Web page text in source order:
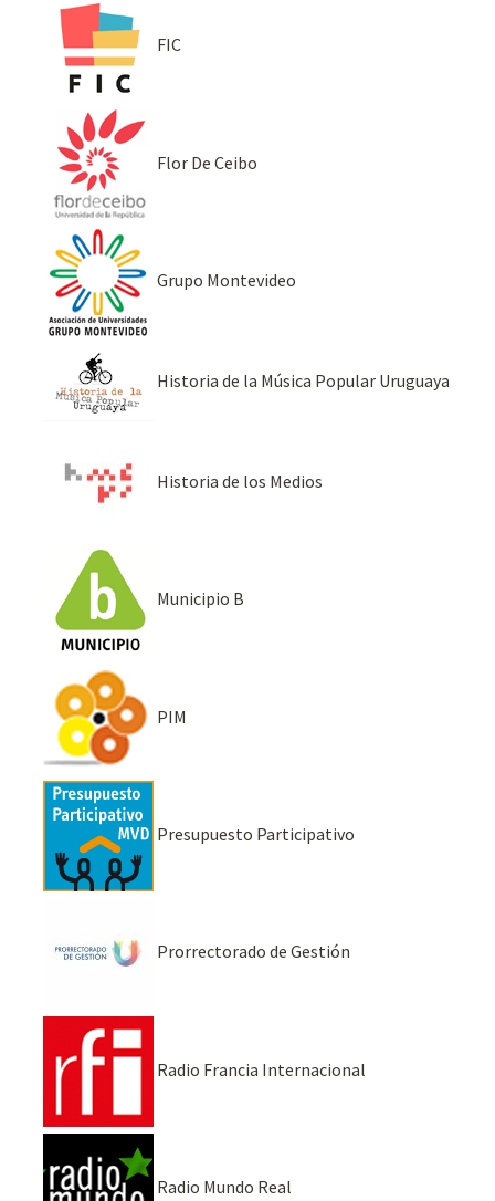
FIC
Flor De Ceibo
Grupo Montevideo
Historia de la Música Popular Uruguaya
Historia de los Medios
Municipio B
PIM
Presupuesto Participativo
Prorrectorado de Gestión
Radio Francia Internacional
Radio Mundo Real